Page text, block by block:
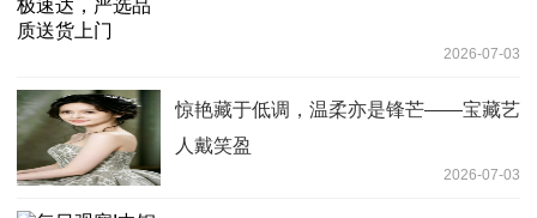
2026-07-03
惊艳藏于低调，温柔亦是锋芒——宝藏艺
人戴笑盈
2026-07-03